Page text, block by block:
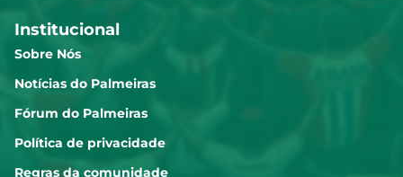
Institucional
Sobre Nós
Notícias do Palmeiras
Fórum do Palmeiras
Política de privacidade
Regras da comunidade